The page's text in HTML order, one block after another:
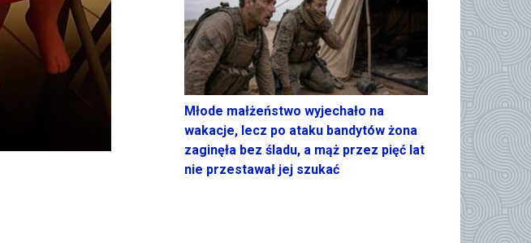
Młode małżeństwo wyjechało na
wakacje, lecz po ataku bandytów żona
zaginęła bez śladu, a mąż przez pięć lat
nie przestawał jej szukać